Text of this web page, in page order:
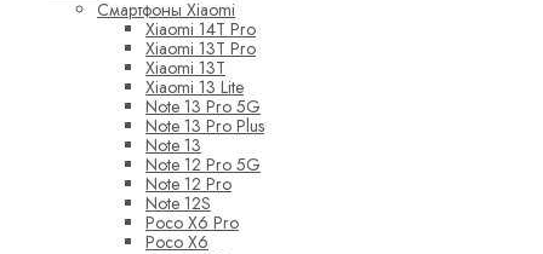
Смартфоны Xiaomi
Xiaomi 14T Pro
Xiaomi 13T Pro
Xiaomi 13T
Xiaomi 13 Lite
Note 13 Pro 5G
Note 13 Pro Plus
Note 13
Note 12 Pro 5G
Note 12 Pro
Note 12S
Poco X6 Pro
Poco X6